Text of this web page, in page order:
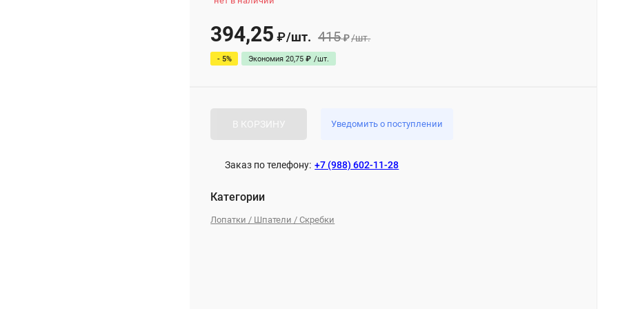
394,25 ₽/шт. 415₽/шт.
- 5% Экономия20,75 ₽ /шт.
В КОРЗИНУ Уведомить о поступлении
Заказ по телефону: +7 (988) 602-11-28
Категории
Лопатки / Шпатели / Скребки